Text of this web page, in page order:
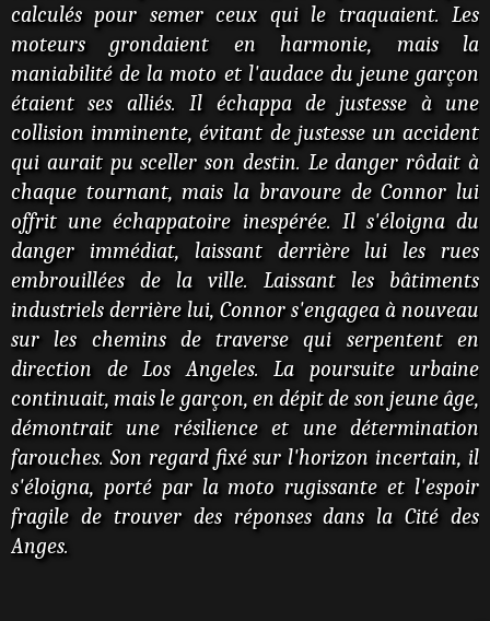
calculés pour semer ceux qui le traquaient. Les
moteurs grondaient en harmonie, mais la
maniabilité de la moto et l'audace du jeune garçon
étaient ses alliés. Il échappa de justesse à une
collision imminente, évitant de justesse un accident
qui aurait pu sceller son destin. Le danger rôdait à
chaque tournant, mais la bravoure de Connor lui
offrit une échappatoire inespérée. Il s'éloigna du
danger immédiat, laissant derrière lui les rues
embrouillées de la ville. Laissant les bâtiments
industriels derrière lui, Connor s'engagea à nouveau
sur les chemins de traverse qui serpentent en
direction de Los Angeles. La poursuite urbaine
continuait, mais le garçon, en dépit de son jeune âge,
démontrait une résilience et une détermination
farouches. Son regard fixé sur l'horizon incertain, il
s'éloigna, porté par la moto rugissante et l'espoir
fragile de trouver des réponses dans la Cité des
Anges.